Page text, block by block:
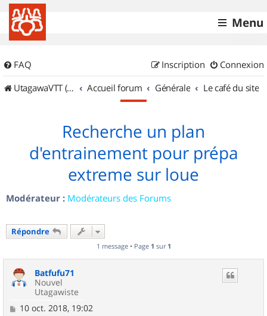
Menu
FAQ Connexion
Inscription
UtagawaVTT (Randos VTT et VTTAE avec traces GPS)
Accueil forum Générale Le café du site
Recherche un plan
d'entrainement pour prépa
extreme sur loue
Modérateur : Modérateurs des Forums
Répondre
1 message • Page 1 sur 1
Batfufu71
Nouvel
Utagawiste
M10 oct. 2018, 19:02